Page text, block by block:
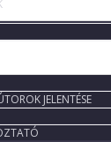
JELENTÉSE